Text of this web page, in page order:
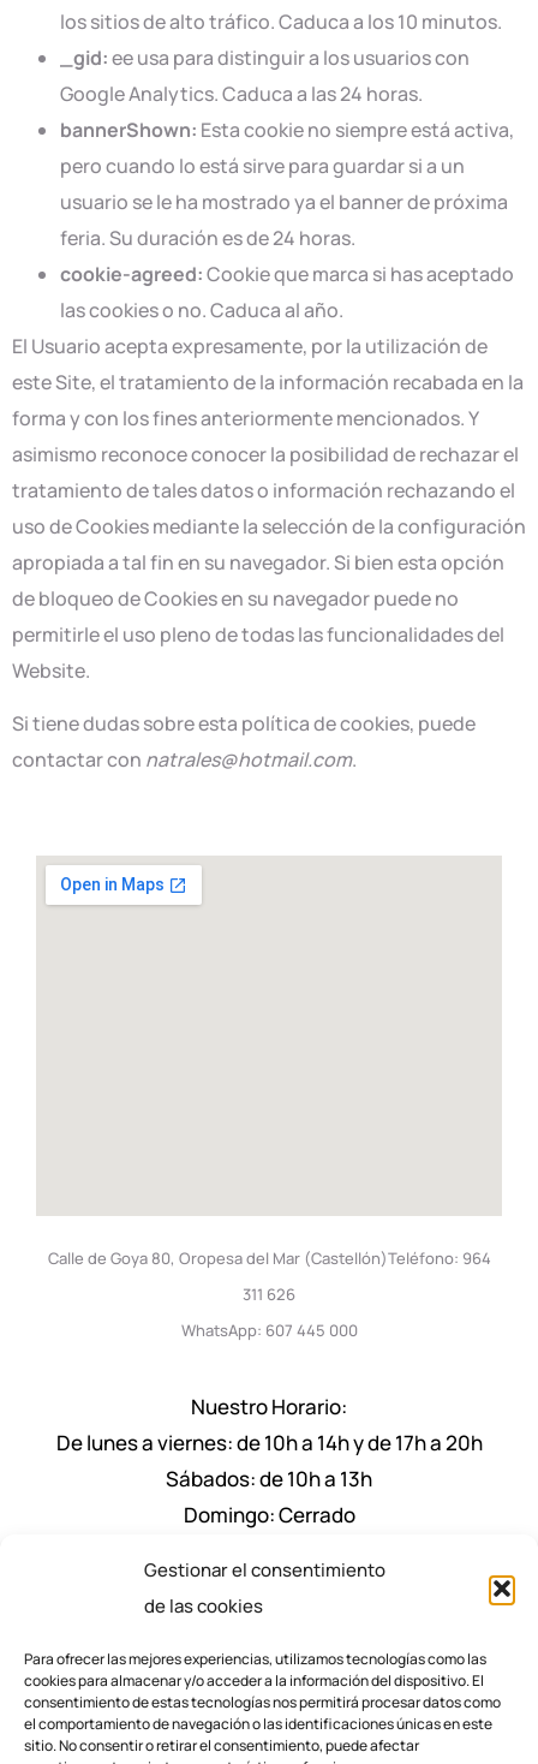
Gestionar el consentimiento
de las cookies
Para ofrecer las mejores experiencias, utilizamos tecnologías como las
cookies para almacenar y/o acceder a la información del dispositivo. El
consentimiento de estas tecnologías nos permitirá procesar datos como
el comportamiento de navegación o las identificaciones únicas en este
sitio. No consentir o retirar el consentimiento, puede afectar
los sitios de alto tráfico. Caduca a los 10 minutos.
_gid:ee usa para distinguir a los usuarios con
Google Analytics. Caduca a las 24 horas.
bannerShown: Esta cookie no siempre está activa,
pero cuando lo está sirve para guardar si a un
usuario se le ha mostrado ya el banner de próxima
feria. Su duración es de 24 horas.
cookie-agreed:Cookie que marca si has aceptado
las cookies o no. Caduca al año.
El Usuario acepta expresamente, por la utilización de
este Site, el tratamiento de la información recabada en la
forma y con los fines anteriormente mencionados. Y
asimismo reconoce conocer la posibilidad de rechazar el
tratamiento de tales datos o información rechazando el
uso de Cookies mediante la selección de la configuración
apropiada a tal fin en su navegador. Si bien esta opción
de bloqueo de Cookies en su navegador puede no
permitirle el uso pleno de todas las funcionalidades del
Website.
Si tiene dudas sobre esta política de cookies, puede
contactar con natrales@hotmail.com.
Calle de Goya 80, Oropesa del Mar (Castellón)Teléfono: 964
311 626
WhatsApp: 607 445 000
Nuestro Horario:
De lunes a viernes: de 10h a 14h y de 17h a 20h
Sábados: de 10h a 13h
Domingo: Cerrado
Nuestro Horario de Verano Julio y Agosto:
De lunes a viernes: de 9:30 a 14h y de 17.30h a
Sábados: de 9:30 a 13h